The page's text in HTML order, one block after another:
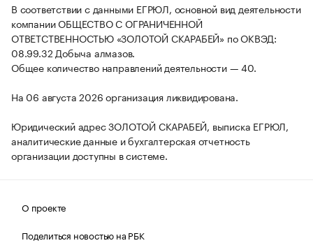
В соответствии с данными ЕГРЮЛ, основной вид деятельности
компании ОБЩЕСТВО С ОГРАНИЧЕННОЙ
ОТВЕТСТВЕННОСТЬЮ «ЗОЛОТОЙ СКАРАБЕЙ» по ОКВЭД:
08.99.32 Добыча алмазов.
Общее количество направлений деятельности — 40.
На 06 августа 2026 организация ликвидирована.
Юридический адрес ЗОЛОТОЙ СКАРАБЕЙ, выписка ЕГРЮЛ,
аналитические данные и бухгалтерская отчетность
организации доступны в системе.
О проекте
Поделиться новостью на РБК